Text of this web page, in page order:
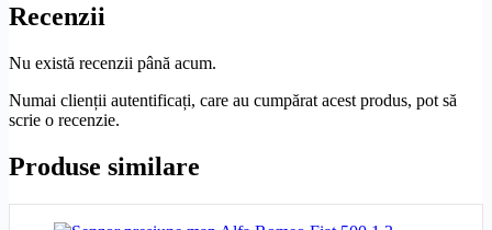
Recenzii
Nu există recenzii până acum.
Numai clienții autentificați, care au cumpărat acest produs, pot să
scrie o recenzie.
Produse similare